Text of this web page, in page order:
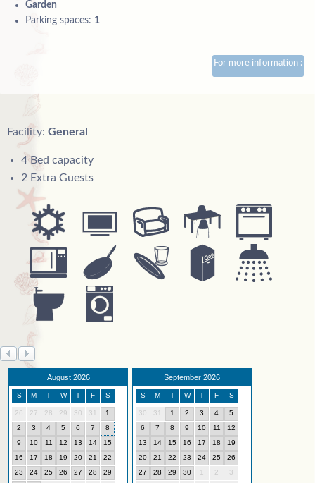
Garden
Parking spaces: 1
For more information :
Facility: General
4 Bed capacity
2 Extra Guests
August 2026
S M T W T F S
26 27 28 29 30 31
1
2
3 4 5 6 7
8
9
10 11 12 13 14
15
16
17 18 19 20 21
22
23
24 25 26 27 28
29
September 2026
S M T W T F S
30 31 1 2 3 4
5
6
7 8 9 10 11
12
13
14 15 16 17 18
19
20
21 22 23 24 25
26
27
28 29 30 1 2
3